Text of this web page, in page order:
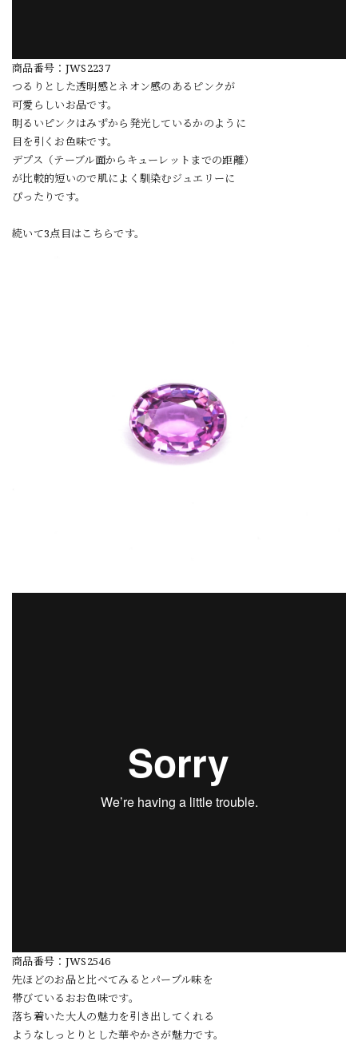
商品番号：JWS2237
つるりとした透明感とネオン感のあるピンクが
可愛らしいお品です。
明るいピンクはみずから発光しているかのように
目を引くお色味です。
デプス（テーブル面からキューレットまでの距離）
が比較的短いので肌によく馴染むジュエリーに
ぴったりです。
続いて3点目はこちらです。
商品番号：JWS2546
先ほどのお品と比べてみるとパープル味を
帯びているおお色味です。
落ち着いた大人の魅力を引き出してくれる
ようなしっとりとした華やかさが魅力です。